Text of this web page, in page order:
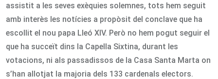
assistit a les seves exèquies solemnes, tots hem seguit
amb interès les notícies a propòsit del conclave que ha
escollit el nou papa Lleó XIV. Però no hem pogut seguir el
que ha succeït dins la Capella Sixtina, durant les
votacions, ni als passadissos de la Casa Santa Marta on
s’han allotjat la majoria dels 133 cardenals electors.